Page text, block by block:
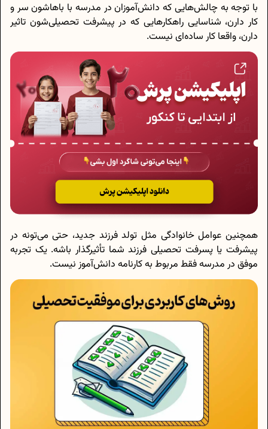
با توجه به چالش‌هایی که دانش‌آموزان در مدرسه با باهاشون سر و
کار دارن، شناسایی راهکارهایی که در پیشرفت تحصیلی‌شون تاثیر
دارن، واقعا کار ساده‌ای نیست.
همچنین عوامل خانوادگی مثل تولد فرزند جدید، حتی می‌‌تونه در
پیشرفت یا پسرفت تحصیلی فرزند شما تأثیرگذار باشه. یک تجربه
موفق در مدرسه فقط مربوط به کارنامه دانش‌آموز نیست.